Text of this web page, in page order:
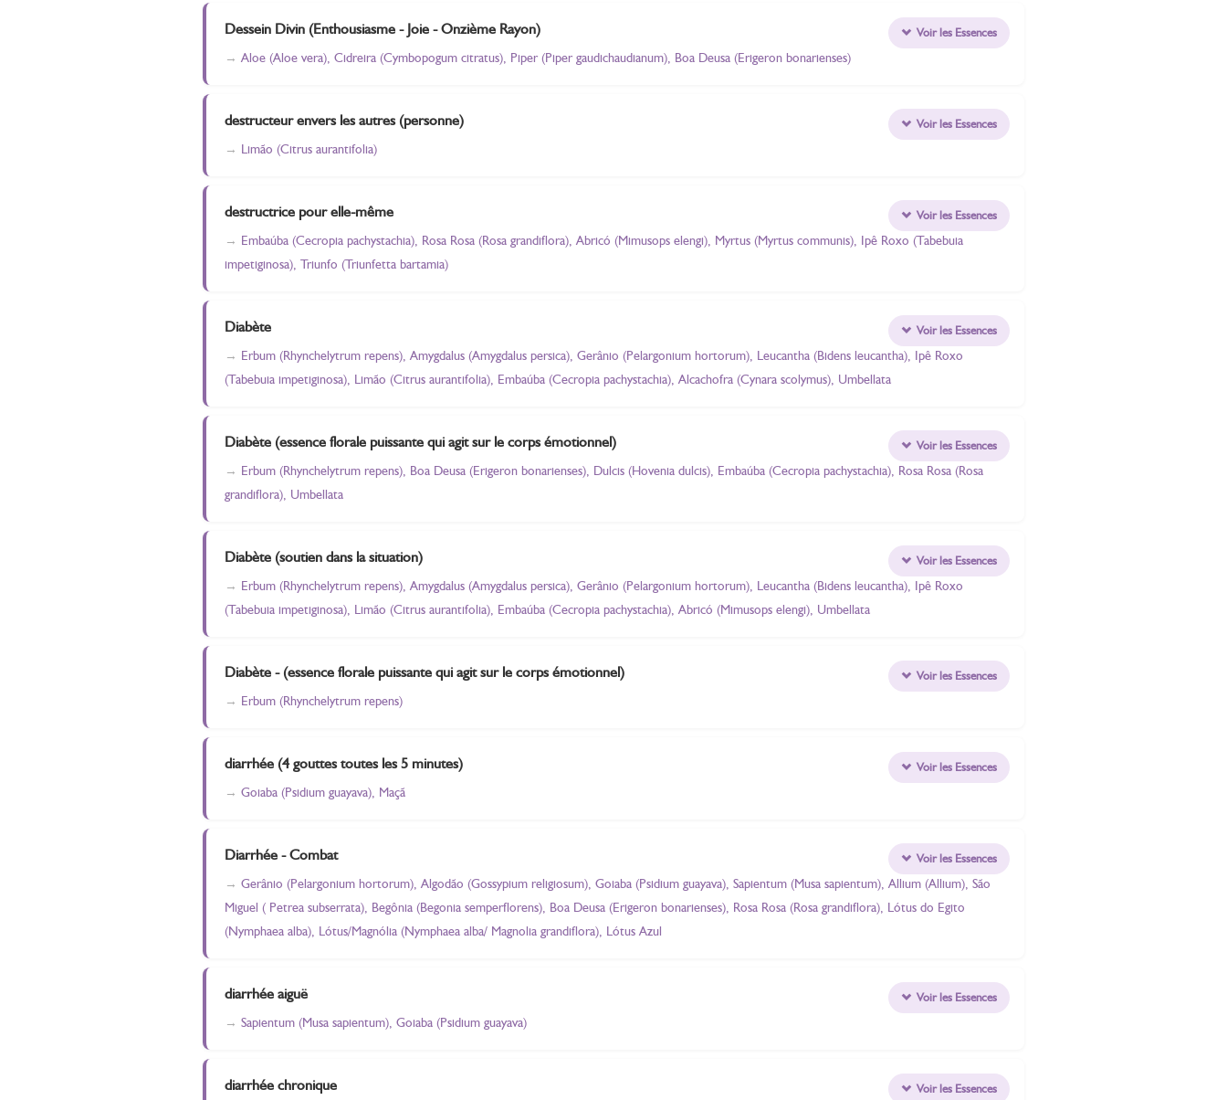
Dessein Divin (Enthousiasme - Joie - Onzième Rayon)
Aloe (Aloe vera), Cidreira (Cymbopogum citratus), Piper (Piper gaudichaudianum), Boa Deusa (Erigeron bonarienses)
Voir les Essences
destructeur envers les autres (personne)
Limão (Citrus aurantifolia)
Voir les Essences
destructrice pour elle-même
Embaúba (Cecropia pachystachia), Rosa Rosa (Rosa grandiflora), Abricó (Mimusops elengi), Myrtus (Myrtus communis), Ipê Roxo (Tabebuia
impetiginosa), Triunfo (Triunfetta bartamia)
Voir les Essences
Diabète
Erbum (Rhynchelytrum repens), Amygdalus (Amygdalus persica), Gerânio (Pelargonium hortorum), Leucantha (Bidens leucantha), Ipê Roxo
(Tabebuia impetiginosa), Limão (Citrus aurantifolia), Embaúba (Cecropia pachystachia), Alcachofra (Cynara scolymus), Umbellata
Voir les Essences
Diabète (essence florale puissante qui agit sur le corps émotionnel)
Erbum (Rhynchelytrum repens), Boa Deusa (Erigeron bonarienses), Dulcis (Hovenia dulcis), Embaúba (Cecropia pachystachia), Rosa Rosa (Rosa
grandiflora), Umbellata
Voir les Essences
Diabète (soutien dans la situation)
Erbum (Rhynchelytrum repens), Amygdalus (Amygdalus persica), Gerânio (Pelargonium hortorum), Leucantha (Bidens leucantha), Ipê Roxo
(Tabebuia impetiginosa), Limão (Citrus aurantifolia), Embaúba (Cecropia pachystachia), Abricó (Mimusops elengi), Umbellata
Voir les Essences
Diabète - (essence florale puissante qui agit sur le corps émotionnel)
Erbum (Rhynchelytrum repens)
Voir les Essences
diarrhée (4 gouttes toutes les 5 minutes)
Goiaba (Psidium guayava), Maçã
Voir les Essences
Diarrhée - Combat
Gerânio (Pelargonium hortorum), Algodão (Gossypium religiosum), Goiaba (Psidium guayava), Sapientum (Musa sapientum), Allium (Allium), São
Miguel ( Petrea subserrata), Begônia (Begonia semperflorens), Boa Deusa (Erigeron bonarienses), Rosa Rosa (Rosa grandiflora), Lótus do Egito
(Nymphaea alba), Lótus/Magnólia (Nymphaea alba/ Magnolia grandiflora), Lótus Azul
Voir les Essences
diarrhée aiguë
Sapientum (Musa sapientum), Goiaba (Psidium guayava)
Voir les Essences
diarrhée chronique Voir les Essences